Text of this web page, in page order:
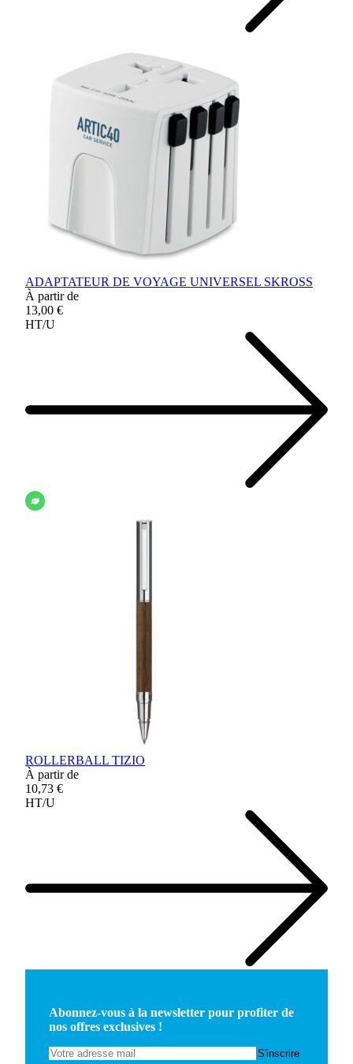
ADAPTATEUR DE VOYAGE UNIVERSEL SKROSS
À partir de
13,00 €
HT/U
ROLLERBALL TIZIO
À partir de
10,73 €
HT/U
Abonnez-vous à la newsletter pour profiter de
nos offres exclusives !